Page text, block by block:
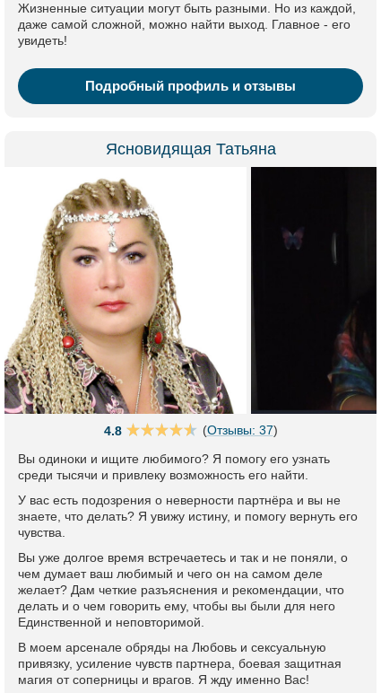
Жизненные ситуации могут быть разными. Но из каждой,
даже самой сложной, можно найти выход. Главное - его
увидеть!
Подробный профиль и отзывы
Ясновидящая Татьяна
4.8 (Отзывы: 37)
Вы одиноки и ищите любимого? Я помогу его узнать
среди тысячи и привлеку возможность его найти.
У вас есть подозрения о неверности партнёра и вы не
знаете, что делать? Я увижу истину, и помогу вернуть его
чувства.
Вы уже долгое время встречаетесь и так и не поняли, о
чем думает ваш любимый и чего он на самом деле
желает? Дам четкие разъяснения и рекомендации, что
делать и о чем говорить ему, чтобы вы были для него
Единственной и неповторимой.
В моем арсенале обряды на Любовь и сексуальную
привязку, усиление чувств партнера, боевая защитная
магия от соперницы и врагов. Я жду именно Вас!